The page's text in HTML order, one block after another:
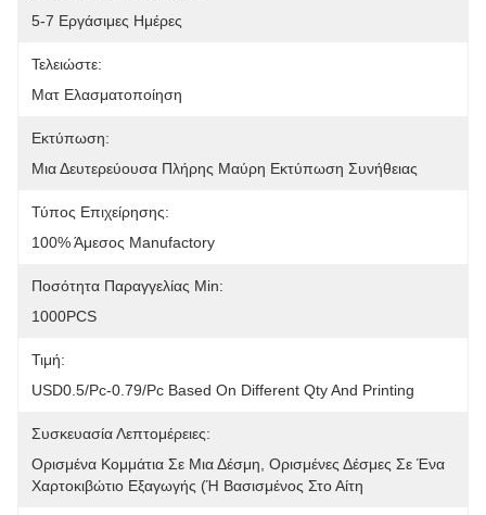
5-7 Εργάσιμες Ημέρες
Τελειώστε:
Ματ Ελασματοποίηση
Εκτύπωση:
Μια Δευτερεύουσα Πλήρης Μαύρη Εκτύπωση Συνήθειας
Τύπος Επιχείρησης:
100% Άμεσος Manufactory
Ποσότητα Παραγγελίας Min:
1000PCS
Τιμή:
USD0.5/pc-0.79/pc Based On Different Qty And Printing
Συσκευασία Λεπτομέρειες:
Ορισμένα Κομμάτια Σε Μια Δέσμη, Ορισμένες Δέσμες Σε Ένα
Χαρτοκιβώτιο Εξαγωγής (ή Βασισμένος Στο Αίτη